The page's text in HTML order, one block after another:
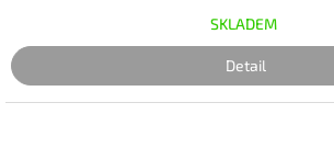
SKLADEM
Detail